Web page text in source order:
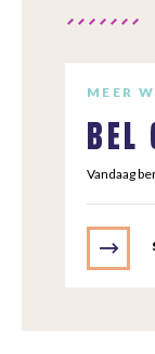
MEER
BEL
Vandaag